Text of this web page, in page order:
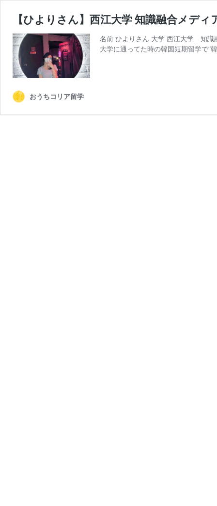
【ひよりさん】西江大学 知識融合メディ
名前 ひよりさん 大学 西江大学 知
大学に通ってた時の韓国短期留学で”
おうちコリア留学